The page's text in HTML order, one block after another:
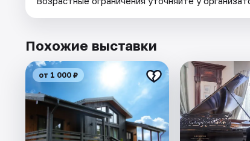
Похожие выставки
от 1 000 ₽